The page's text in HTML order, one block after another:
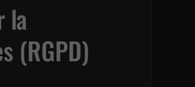
la
(RGPD)